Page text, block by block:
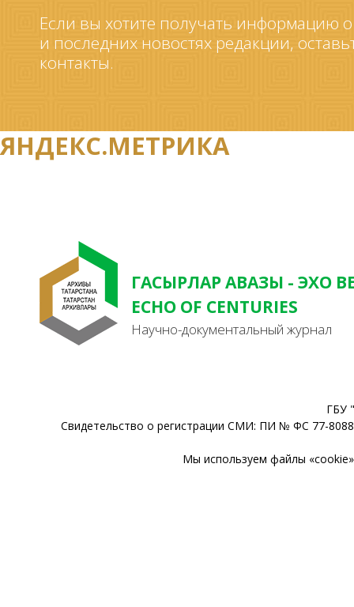
Если вы хотите получать информацию
и последних новостях редакции,
контакты.
ЯНДЕКС.МЕТРИКА
ГАСЫРЛАР АВАЗЫ - ЭХО
ECHO OF CENTURIES
Научно-документальный журнал
ГБУ
Свидетельство о регистрации СМИ: ПИ № ФС 77-
Мы используем файлы «cookie»